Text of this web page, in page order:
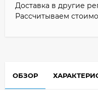
Доставка в другие
Рассчитываем
ОБЗОР